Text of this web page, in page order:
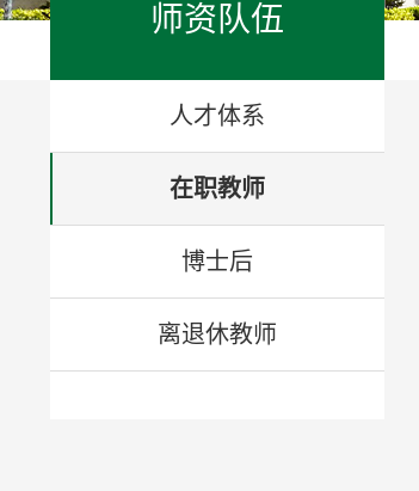
师资队伍
人才体系
在职教师
博士后
离退休教师